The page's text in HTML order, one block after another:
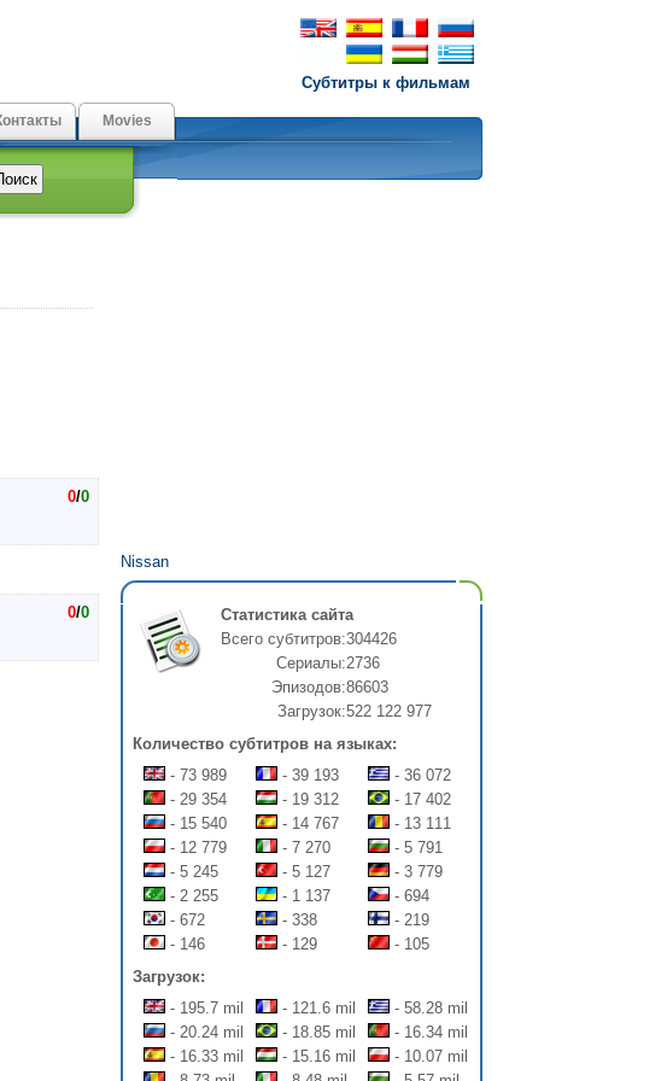
Субтитры к фильмам
Movies
0/0
0/0
Nissan
Статистика сайта
Всего субтитров:304426
Сериалы:2736
Эпизодов:86603
Загрузок:522 122 977
Количество субтитров на языках:
- 73 989
- 39 193
- 36 072
- 29 354
- 19 312
- 17 402
- 15 540
- 14 767
- 13 111
- 12 779
- 7 270
- 5 791
- 5 245
- 5 127
- 3 779
- 2 255
- 1 137
- 694
- 672
- 338
- 219
- 146
- 129
- 105
Загрузок:
- 195.7 mil
- 121.6 mil
- 58.28 mil
- 20.24 mil
- 18.85 mil
- 16.34 mil
- 16.33 mil
- 15.16 mil
- 10.07 mil